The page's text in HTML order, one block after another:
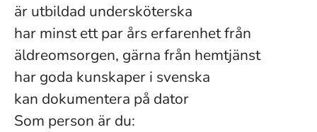
är utbildad undersköterska
har minst ett par års erfarenhet från
äldreomsorgen, gärna från hemtjänst
har goda kunskaper i svenska
kan dokumentera på dator
Som person är du: